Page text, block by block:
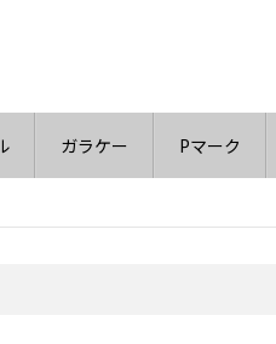
ガラケー Pマーク